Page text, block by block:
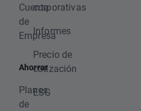
Cuenta
de
Empresa
Ahorrar
Planes
de
corporativas
Informes
Precio de
cotización
ESG